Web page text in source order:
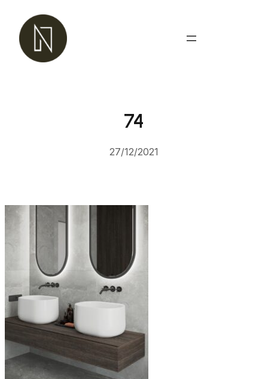
Przejdź
treści
74
27/12/2021